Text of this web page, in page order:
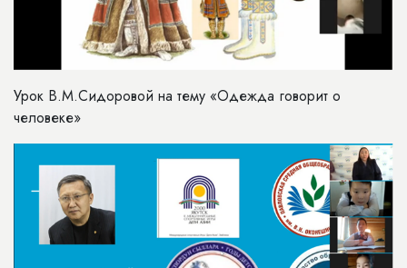
Урок В.М.Сидоровой на тему «Одежда говорит о
человеке»